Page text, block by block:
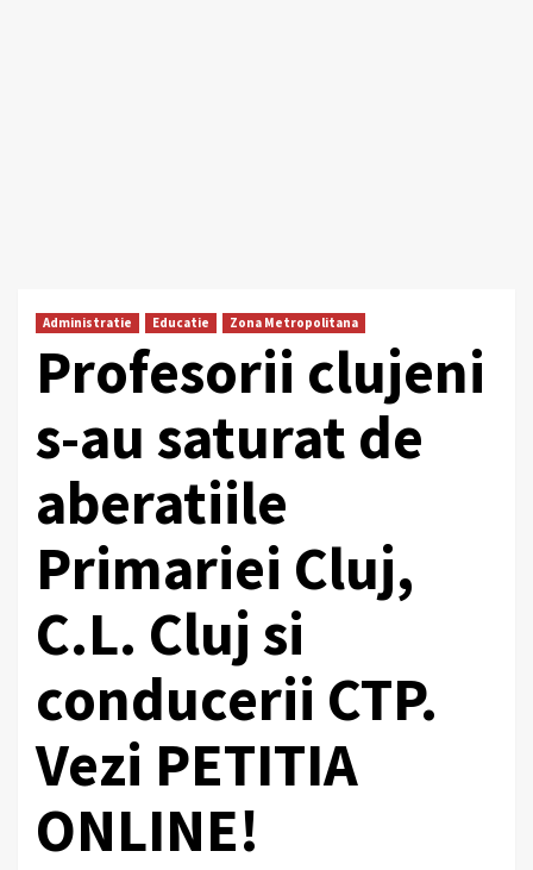
Administratie Educatie Zona Metropolitana
Profesorii clujeni
s-au saturat de
aberatiile
Primariei Cluj,
C.L. Cluj si
conducerii CTP.
Vezi PETITIA
ONLINE!